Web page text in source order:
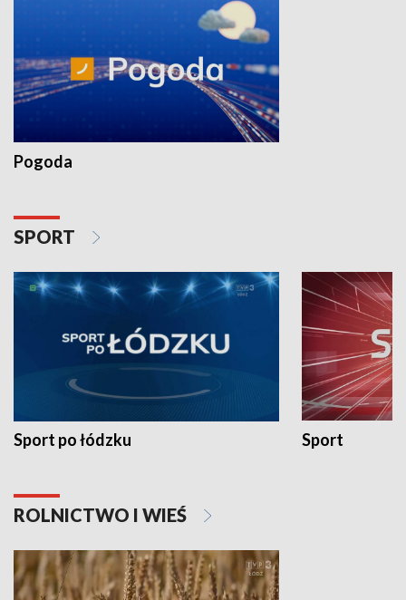
Pogoda
SPORT
Sport po łódzku Sport
ROLNICTWO I WIEŚ